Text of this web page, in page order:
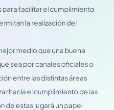
para facilitar el cumplimiento
la realización del
medio que una buena
sea por canales oficiales o
entre las distintas áreas
hacia el cumplimiento de las
de estas jugará un papel